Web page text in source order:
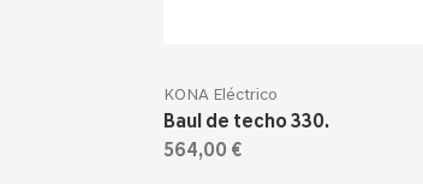
KONA Eléctrico
Baul de techo 330.
564,00 €